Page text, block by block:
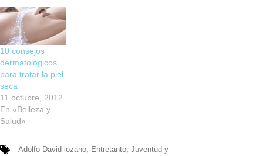
10 consejos
dermatológicos
para tratar la piel
seca
11 octubre, 2012
En «Belleza y
Salud»
Adolfo David lozano, Entretanto, Juventud y